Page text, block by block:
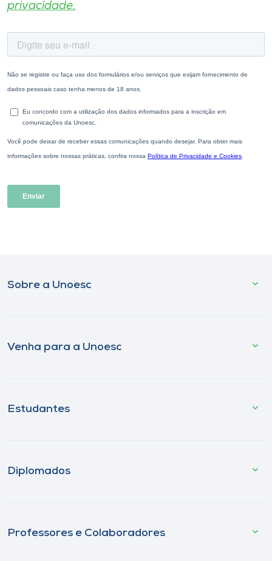
privacidade.
Sobre a Unoesc
Venha para a Unoesc
Estudantes
Diplomados
Professores e Colaboradores